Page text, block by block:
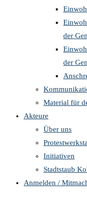
der
der
Material für
Akteure
Über uns
Initiativen
Stadtstaub
Anmelden /